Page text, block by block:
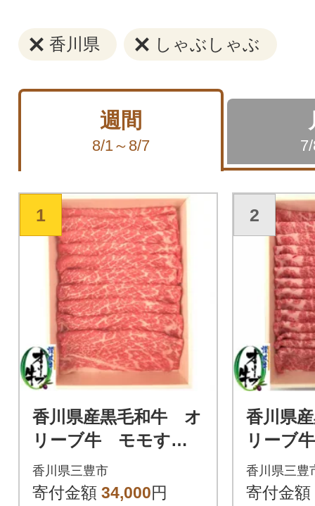
香川県 しゃぶしゃぶ
週間
8/1～8/7
1
香川県産黒毛和牛 オ
リーブ牛 モモすき
しゃぶ800g
香川県三豊市
寄付金額 34,000円
2
香川県
リーブ
すきし
香川県三豊
寄付金額